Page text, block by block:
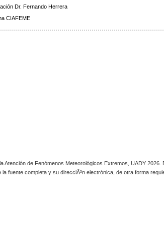
Dr. Fernando Herrera
CIAFEME
de Fenómenos Meteorológicos Extremos, UADY
fuente completa y su direcciÃ³n electrónica, de otra forma